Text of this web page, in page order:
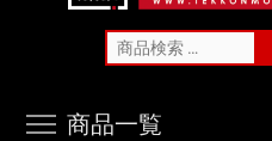
索
商品一覧